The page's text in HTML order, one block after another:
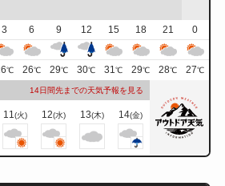
3 6 9 12 15 18 21
0
℃ 26℃ 29℃ 30℃ 31℃ 29℃ 28℃ 27℃
14日間先までの天気予報を見る
11 (火) 12(水) 13(木) 14(金)